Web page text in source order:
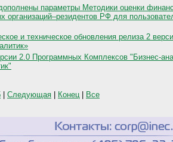
параметры Методики оценки
организаций–резидентов РФ для
и техническое обновления релиза 2
2.0 Программных Комплексов "Бизнес-
Следующая Конец| Все